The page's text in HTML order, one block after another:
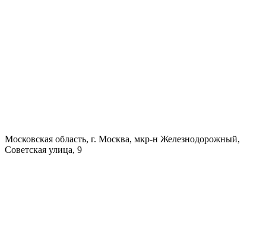
Московская область, г. Москва, мкр-н Железнодорожный,
Советская улица, 9